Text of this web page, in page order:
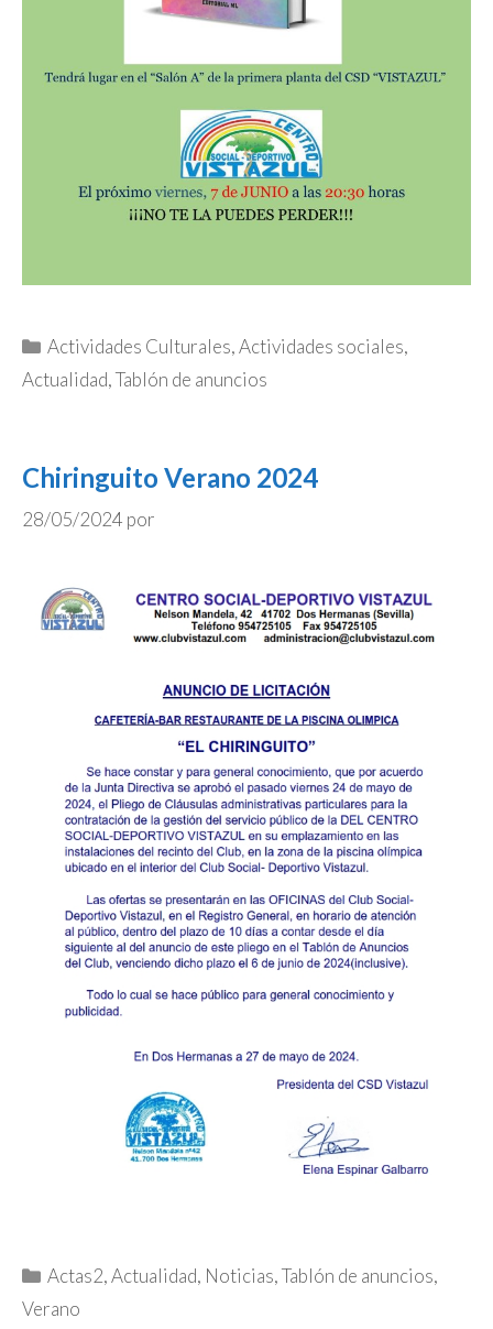
Categorías
Actividades Culturales,Actividades sociales,
Actualidad,Tablón de anuncios
Chiringuito Verano 2024
28/05/2024 por
Categorías
Actas2,Actualidad, Noticias,Tablón de anuncios,
Verano